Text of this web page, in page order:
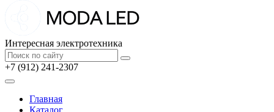
Интересная электротехника
+7 (912) 241-2307
Главная
Каталог